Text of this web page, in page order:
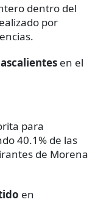
dentro del
por
en el
para
40.1% de las
de Morena
en